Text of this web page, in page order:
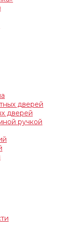
дверей
дверей
ручкой